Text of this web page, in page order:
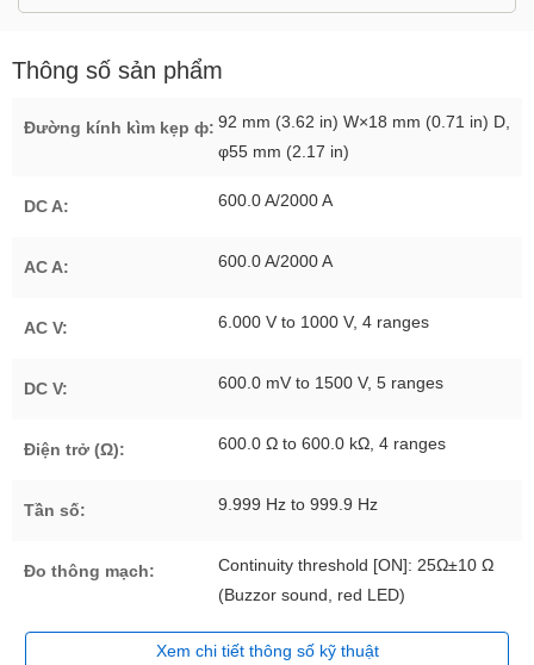
Thông số sản phẩm
Đường kính kìm kẹp ф: 92 mm (3.62 in) W×18 mm (0.71 in) D,
φ55 mm (2.17 in)
DC A: 600.0 A/2000 A
AC A: 600.0 A/2000 A
AC V: 6.000 V to 1000 V, 4 ranges
DC V: 600.0 mV to 1500 V, 5 ranges
Điện trở (Ω): 600.0 Ω to 600.0 kΩ, 4 ranges
Tần số: 9.999 Hz to 999.9 Hz
Đo thông mạch:
Continuity threshold [ON]: 25Ω±10 Ω
(Buzzor sound, red LED)
Xem chi tiết thông số kỹ thuật